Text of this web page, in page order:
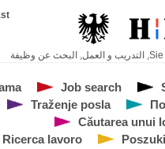
Sie
, التدريب و العمل, البحث عن وظيفة
Job search
Traženje posla
Căutarea unui
Ricerca lavoro